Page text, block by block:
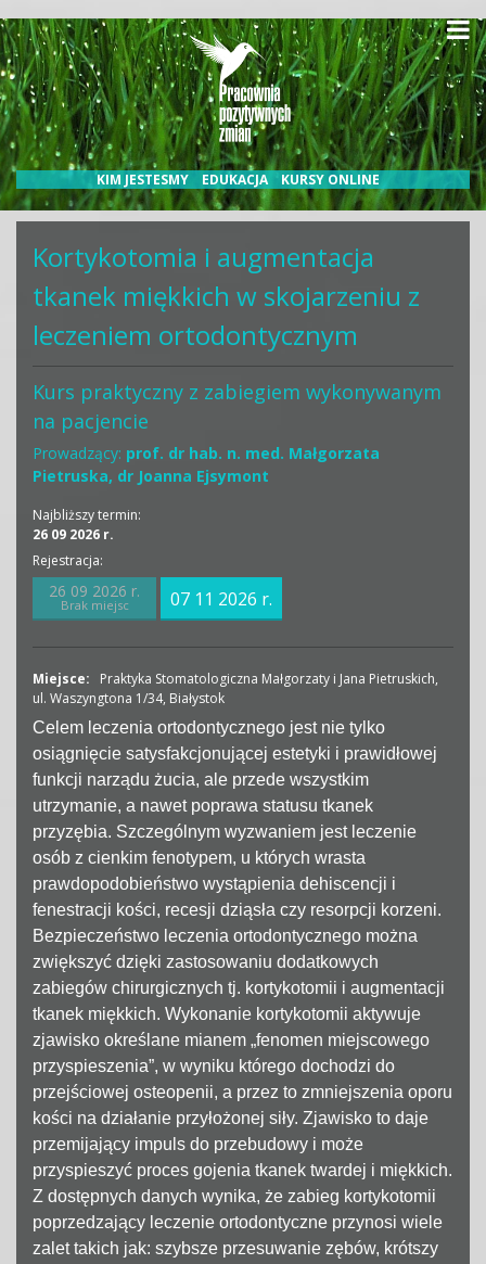
KIM JESTESMY EDUKACJA KURSY ONLINE
Kalendarium Kursy medyczne Konferencje Nasi wykładowcy
Blog
Kontakt
Kortykotomia i augmentacja
tkanek miękkich w skojarzeniu z
leczeniem ortodontycznym
Kurs praktyczny z zabiegiem wykonywanym
na pacjencie
Prowadzący: prof. dr hab. n. med. Małgorzata
Pietruska, dr Joanna Ejsymont
Najbliższy termin:
26 09 2026 r.
Rejestracja:
26 09 2026 r.
Brak miejsc 07 11 2026 r.
Miejsce: Praktyka Stomatologiczna Małgorzaty i Jana Pietruskich,
ul. Waszyngtona 1/34, Białystok
Celem leczenia ortodontycznego jest nie tylko
osiągnięcie satysfakcjonującej estetyki i prawidłowej
funkcji narządu żucia, ale przede wszystkim
utrzymanie, a nawet poprawa statusu tkanek
przyzębia. Szczególnym wyzwaniem jest leczenie
osób z cienkim fenotypem, u których wrasta
prawdopodobieństwo wystąpienia dehiscencji i
fenestracji kości, recesji dziąsła czy resorpcji korzeni.
Bezpieczeństwo leczenia ortodontycznego można
zwiększyć dzięki zastosowaniu dodatkowych
zabiegów chirurgicznych tj. kortykotomii i augmentacji
tkanek miękkich. Wykonanie kortykotomii aktywuje
zjawisko określane mianem „fenomen miejscowego
przyspieszenia”, w wyniku którego dochodzi do
przejściowej osteopenii, a przez to zmniejszenia oporu
kości na działanie przyłożonej siły. Zjawisko to daje
przemijający impuls do przebudowy i może
przyspieszyć proces gojenia tkanek twardej i miękkich.
Z dostępnych danych wynika, że zabieg kortykotomii
poprzedzający leczenie ortodontyczne przynosi wiele
zalet takich jak: szybsze przesuwanie zębów, krótszy